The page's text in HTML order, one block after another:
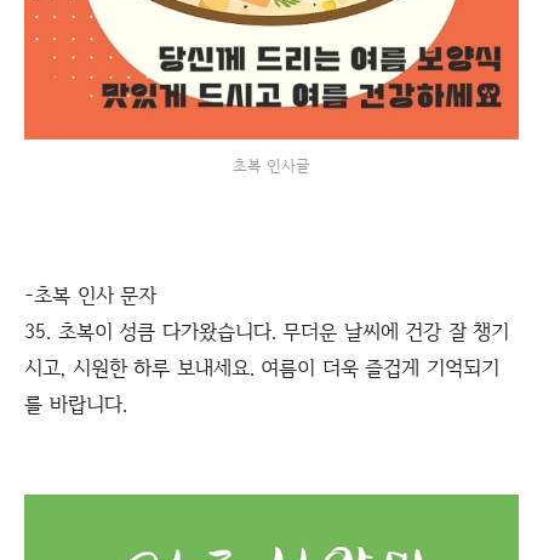
초복 인사글
-초복 인사 문자
35. 초복이 성큼 다가왔습니다. 무더운 날씨에 건강 잘 챙기
시고, 시원한 하루 보내세요. 여름이 더욱 즐겁게 기억되기
를 바랍니다.